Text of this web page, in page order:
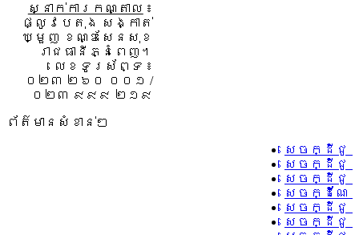
ស្នាក់ការកណ្តាល ៖
ផ្លូវបេតុង សង្កាត់
ឃ្មួញ ខណ្ឌសែនសុខ
រាជធានីភ្នំពេញ។
លេខទូរស័ព្ទ ៖
០២៣ ២៦០ ០០១ /
០២៣ ៩៩៩ ២១៩
ព័ត៌មានសំខាន់ៗ
សេចក្ដីជូ
សេចក្ដីជូ
សេចក្ដីជូ
សេចក្ដីណ
សេចក្ដីជូ
សេចក្ដីជូ